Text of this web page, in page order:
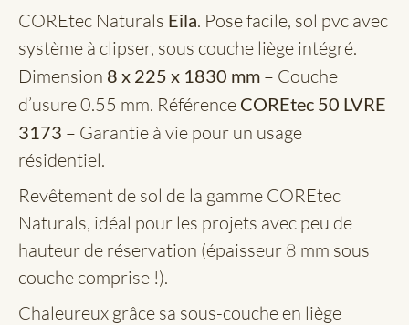
COREtec Naturals Eila. Pose facile, sol pvc avec
système à clipser, sous couche liège intégré.
Dimension 8 x 225 x 1830 mm – Couche
d’usure 0.55 mm. Référence COREtec 50 LVRE
3173 – Garantie à vie pour un usage
résidentiel.
Revêtement de sol de la gamme COREtec
Naturals, idéal pour les projets avec peu de
hauteur de réservation (épaisseur 8 mm sous
couche comprise !).
Chaleureux grâce sa sous-couche en liège